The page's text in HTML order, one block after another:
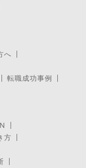
へ
転職成功事例
方